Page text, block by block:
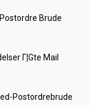
Brude
Г¦gte Mail
Postordrebrude